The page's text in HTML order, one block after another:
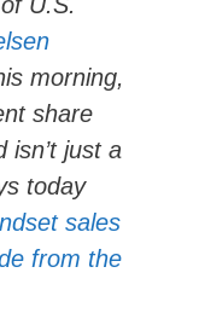
morning,
share
isn’t just a
today
sales
from the